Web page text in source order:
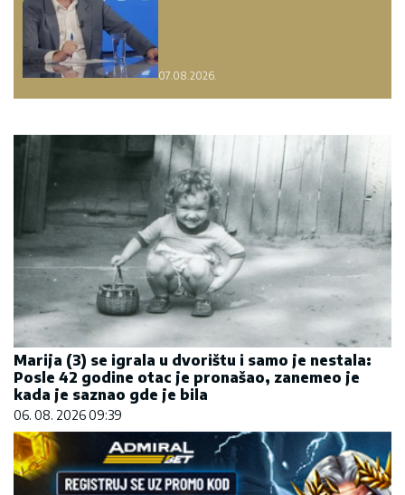
07.08.2026.
Marija (3) se igrala u dvorištu i samo je nestala:
Posle 42 godine otac je pronašao, zanemeo je
kada je saznao gde je bila
06. 08. 2026 09:39